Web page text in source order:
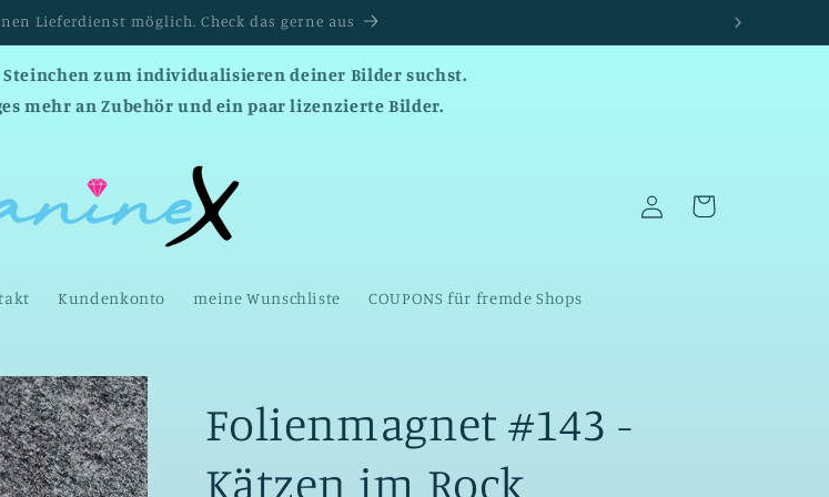
einem Bestellwert von 150 EUR :-)
zum individualisieren deiner Bilder suchst.
mehr an Zubehör und ein paar lizenzierte Bilder.
Kundenkonto meine Wunschliste COUPONS für fremde Shops
EinloggenWarenkorb
Folienmagnet #143 -
Kätzen im Rock